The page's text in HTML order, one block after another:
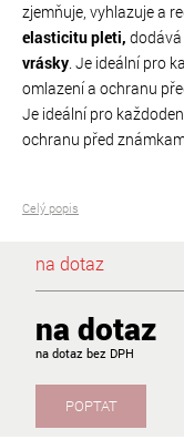
zjemňuje, vyhlazuje a
elasticitu pleti, dodává
vrásky. Je ideální pro
omlazení a ochranu
Je ideální pro
ochranu před
Celý popis
na dotaz
na dotaz
na dotaz
POPTAT